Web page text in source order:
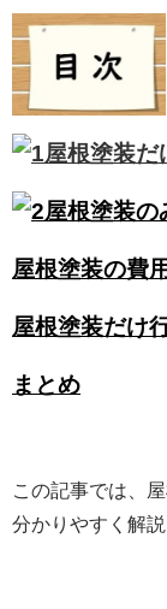
屋根塗装だ
屋根塗装の
屋根塗装の費
屋根塗装だけ
まとめ
この記事では、
分かりやすく解説